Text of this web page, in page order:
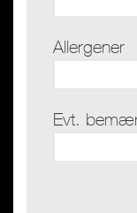
Allergener
Evt.